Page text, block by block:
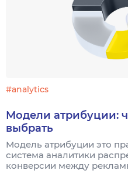
#analytics
Модели атрибуции:
выбрать
Модель атрибуции это
система аналитики
конверсии между